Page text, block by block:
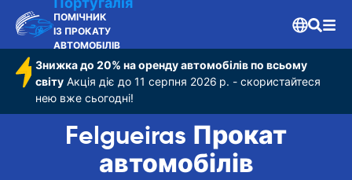
ПОМІЧНИК
ІЗ ПРОКАТУ
АВТОМОБІЛІВ
Знижка до 20% на оренду автомобілів по всьому
світу Акція діє до 11 серпня 2026 р. - скористайтеся
нею вже сьогодні!
Felgueiras Прокат
автомобілів